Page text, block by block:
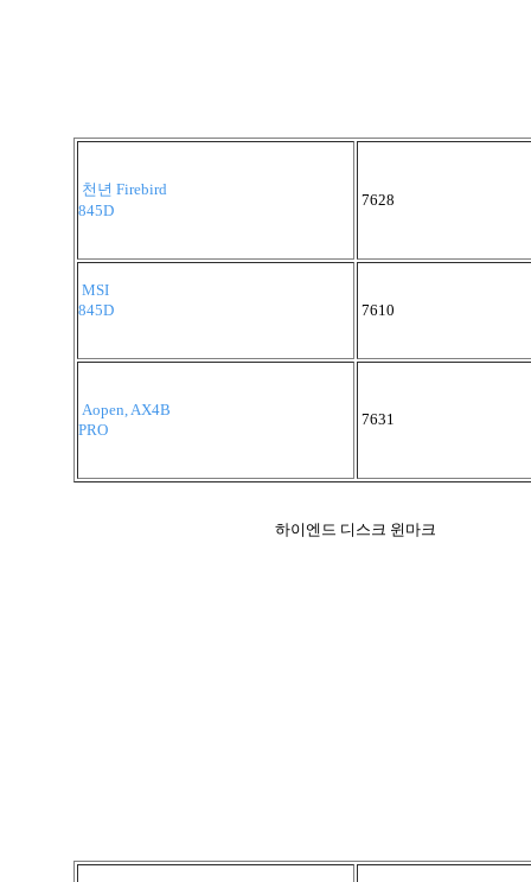
천년 Firebird
845D
7628
MSI
845D
7610
Aopen, AX4B
PRO
7631
하이엔드 디스크 윈마크